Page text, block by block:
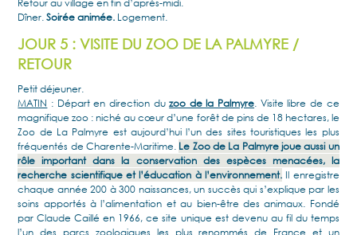
Retour au village en fin d’après-midi.
Dîner.Soirée animée. Logement.
JOUR 5 : VISITE DU ZOO DE LA PALMYRE /
RETOUR
Petit déjeuner.
MATIN : Départ en direction duzoo de la Palmyre. Visite libre de ce
magnifique zoo : niché au cœur d’une forêt de pins de 18 hectares, le
Zoo de La Palmyre est aujourd’hui l’un des sites touristiques les plus
fréquentés de Charente-Maritime. Le Zoo de La Palmyre joue aussi un
rôle important dans la conservation des espèces menacées, la
recherche scientifique et l’éducation à l’environnement.Il enregistre
chaque année 200 à 300 naissances, un succès qui s’explique par les
soins apportés à l’alimentation et au bien-être des animaux. Fondé
par Claude Caillé en 1966, ce site unique est devenu au fil du temps
l’un des parcs zoologiques les plus renommés de France et un